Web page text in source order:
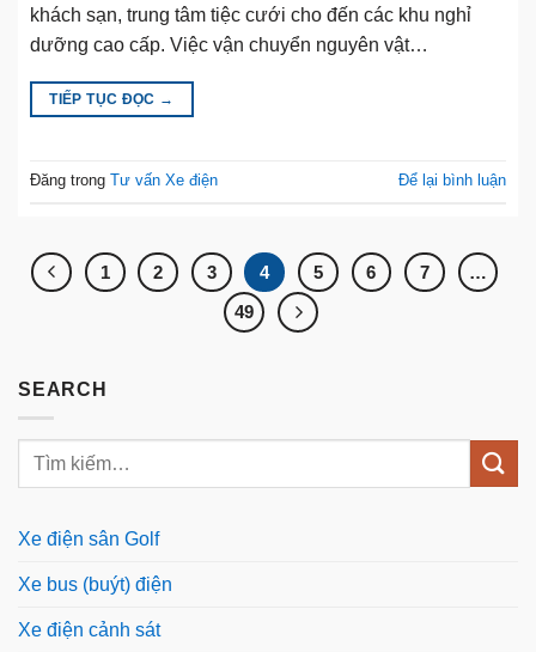
khách sạn, trung tâm tiệc cưới cho đến các khu nghỉ
dưỡng cao cấp. Việc vận chuyển nguyên vật…
TIẾP TỤC ĐỌC →
Đăng trong Tư vấn Xe điện Để lại bình luận
1 2 3 4 5 6 7
…
49
SEARCH
Xe điện sân Golf
Xe bus (buýt) điện
Xe điện cảnh sát